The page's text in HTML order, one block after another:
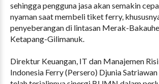
sehingga pengguna jasa akan semakin
nyaman saat membeli tiket ferry,
penyeberangan di lintasan Merak-
Ketapang-Gilimanuk.
Direktur Keuangan, IT dan Manajemen
Indonesia Ferry (Persero) Djunia